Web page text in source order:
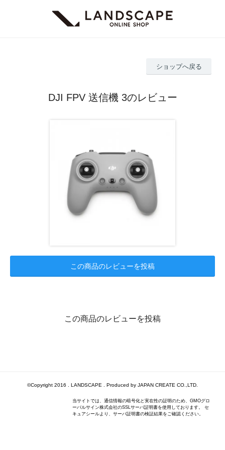
ショップへ戻る
DJI FPV 送信機 3のレビュー
この商品のレビューを投稿
この商品のレビューを投稿
©Copyright 2016 . LANDSCAPE . Produced by JAPAN CREATE CO.,LTD.
当サイトでは、通信情報の暗号化と実在性の証明のため、GMOグロ
ーバルサイン株式会社のSSLサーバ証明書を使用しております。 セ
キュアシールより、サーバ証明書の検証結果をご確認ください。